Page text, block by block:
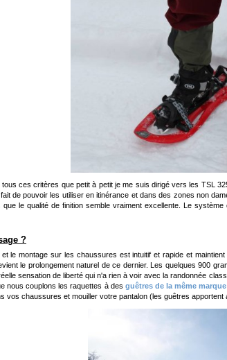
tous ces critères que petit à petit je me suis dirigé vers les TSL
de pouvoir les utiliser en itinérance et dans des zones non
que le qualité de finition semble vraiment excellente. Le
?
et le montage sur les chaussures est intuitif et rapide et
le prolongement naturel de ce dernier. Les quelques 900
sensation de liberté qui n'a rien à voir avec la randonnée
nous couplons les raquettes à des guêtres de la même marque
vos chaussures et mouiller votre pantalon (les guêtres apportent